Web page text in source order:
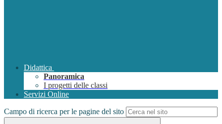
Didattica
Panoramica
I progetti delle classi
Servizi Online
Campo di ricerca per le pagine del sito